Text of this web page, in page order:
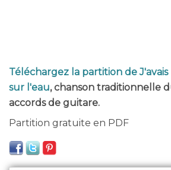
Téléchargez la partition de
sur l'eau, chanson traditionnelle
accords de guitare.
Partition gratuite en PDF